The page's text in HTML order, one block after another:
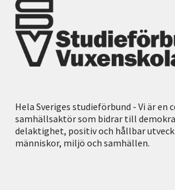
Hela Sveriges studieförbund - Vi är en
samhällsaktör som bidrar till
delaktighet, positiv och hållbar
människor, miljö och samhällen.